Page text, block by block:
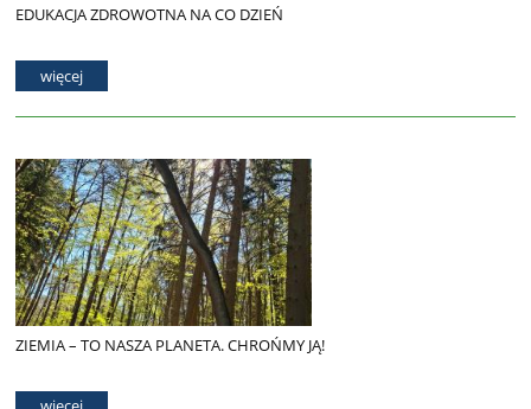
EDUKACJA ZDROWOTNA NA CO DZIEŃ
więcej
ZIEMIA – TO NASZA PLANETA. CHROŃMY JĄ!